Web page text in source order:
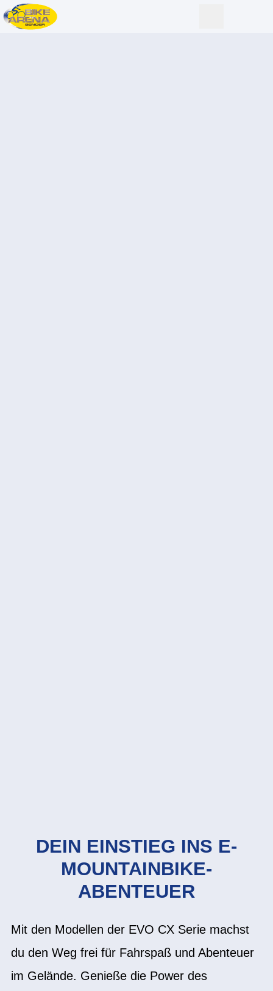
DEIN EINSTIEG INS E-
MOUNTAINBIKE-
ABENTEUER
Mit den Modellen der EVO CX Serie machst
du den Weg frei für Fahrspaß und Abenteuer
im Gelände. Genieße die Power des